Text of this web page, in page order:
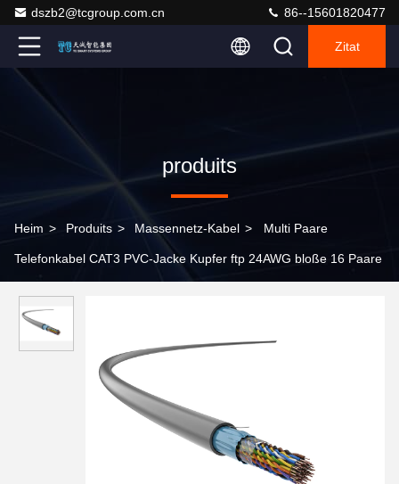
dszb2@tcgroup.com.cn 86--15601820477
Zitat
produits
Heim > Produits > Massennetz-Kabel > Multi Paare
Telefonkabel CAT3 PVC-Jacke Kupfer ftp 24AWG bloße 16 Paare